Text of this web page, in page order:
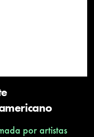
por artistas